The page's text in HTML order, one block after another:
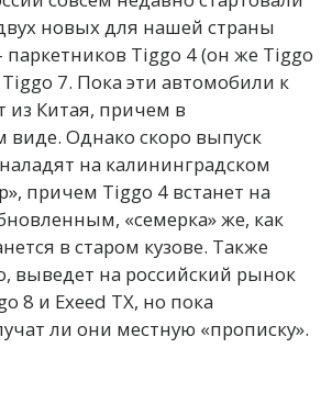
новых для нашей страны
паркетников Tiggo 4 (он же Tiggo
7. Пока эти автомобили к
из Китая, причем в
Однако скоро выпуск
на калининградском
причем Tiggo 4 встанет на
«семерка» же, как
в старом кузове. Также
выведет на российский рынок
8 и Exeed TX, но пока
ли они местную «прописку».